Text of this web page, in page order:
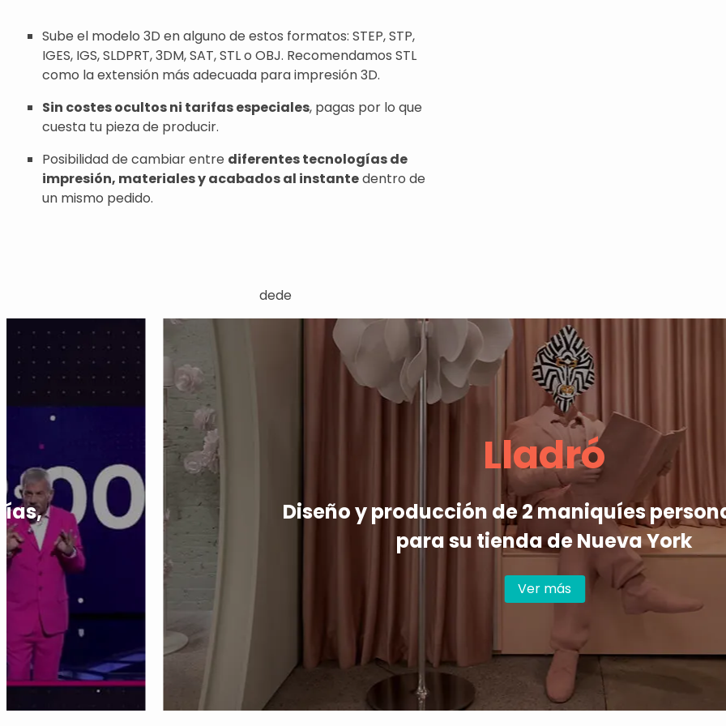
Sube el modelo 3D en alguno de estos formatos: STEP, STP,
IGES, IGS, SLDPRT, 3DM, SAT, STL o OBJ. Recomendamos STL
como la extensión más adecuada para impresión 3D.
Sin costes ocultos ni tarifas especiales, pagas por lo que
cuesta tu pieza de producir.
Posibilidad de cambiar entre diferentes tecnologías de
impresión, materiales y acabados al instantedentro de
un mismo pedido.
dede
Lladró
Diseño y producción de 2 maniquíes
para su tienda de Nueva York
Ver más